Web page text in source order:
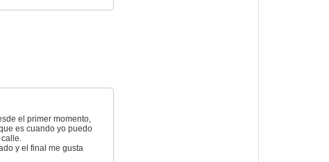
el primer momento,
es cuando yo puedo
calle.
y el final me gusta